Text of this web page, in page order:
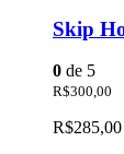
Skip
0 de 5
R$300,00
R$285,00